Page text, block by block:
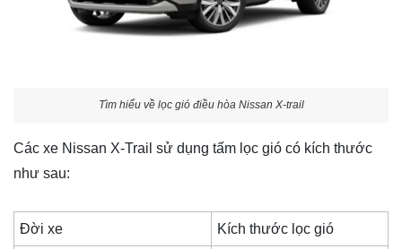
Tìm hiểu về lọc gió điều hòa Nissan X-trail
Các xe Nissan X-Trail sử dụng tấm lọc gió có kích thước
như sau:
Đời xe Kích thước lọc gió